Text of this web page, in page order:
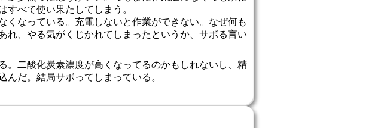
すべて使い果たしてしまう。
なっている。充電しないと作業ができない。なぜ何も
れ、やる気がくじかれてしまったというか、サボる言い
二酸化炭素濃度が高くなってるのかもしれないし、精
だ。結局サボってしまっている。